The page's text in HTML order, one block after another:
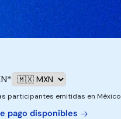
participantes emitidas en México
pago disponibles